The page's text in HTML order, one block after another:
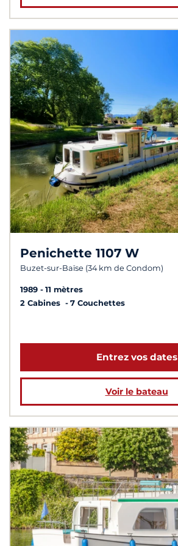
Penichette 1107 W
Buzet-sur-Baïse (34 km de Condom)
1989
11 mètres
2 Cabines
7 Couchettes
Entrez vos dates
Voir le bateau